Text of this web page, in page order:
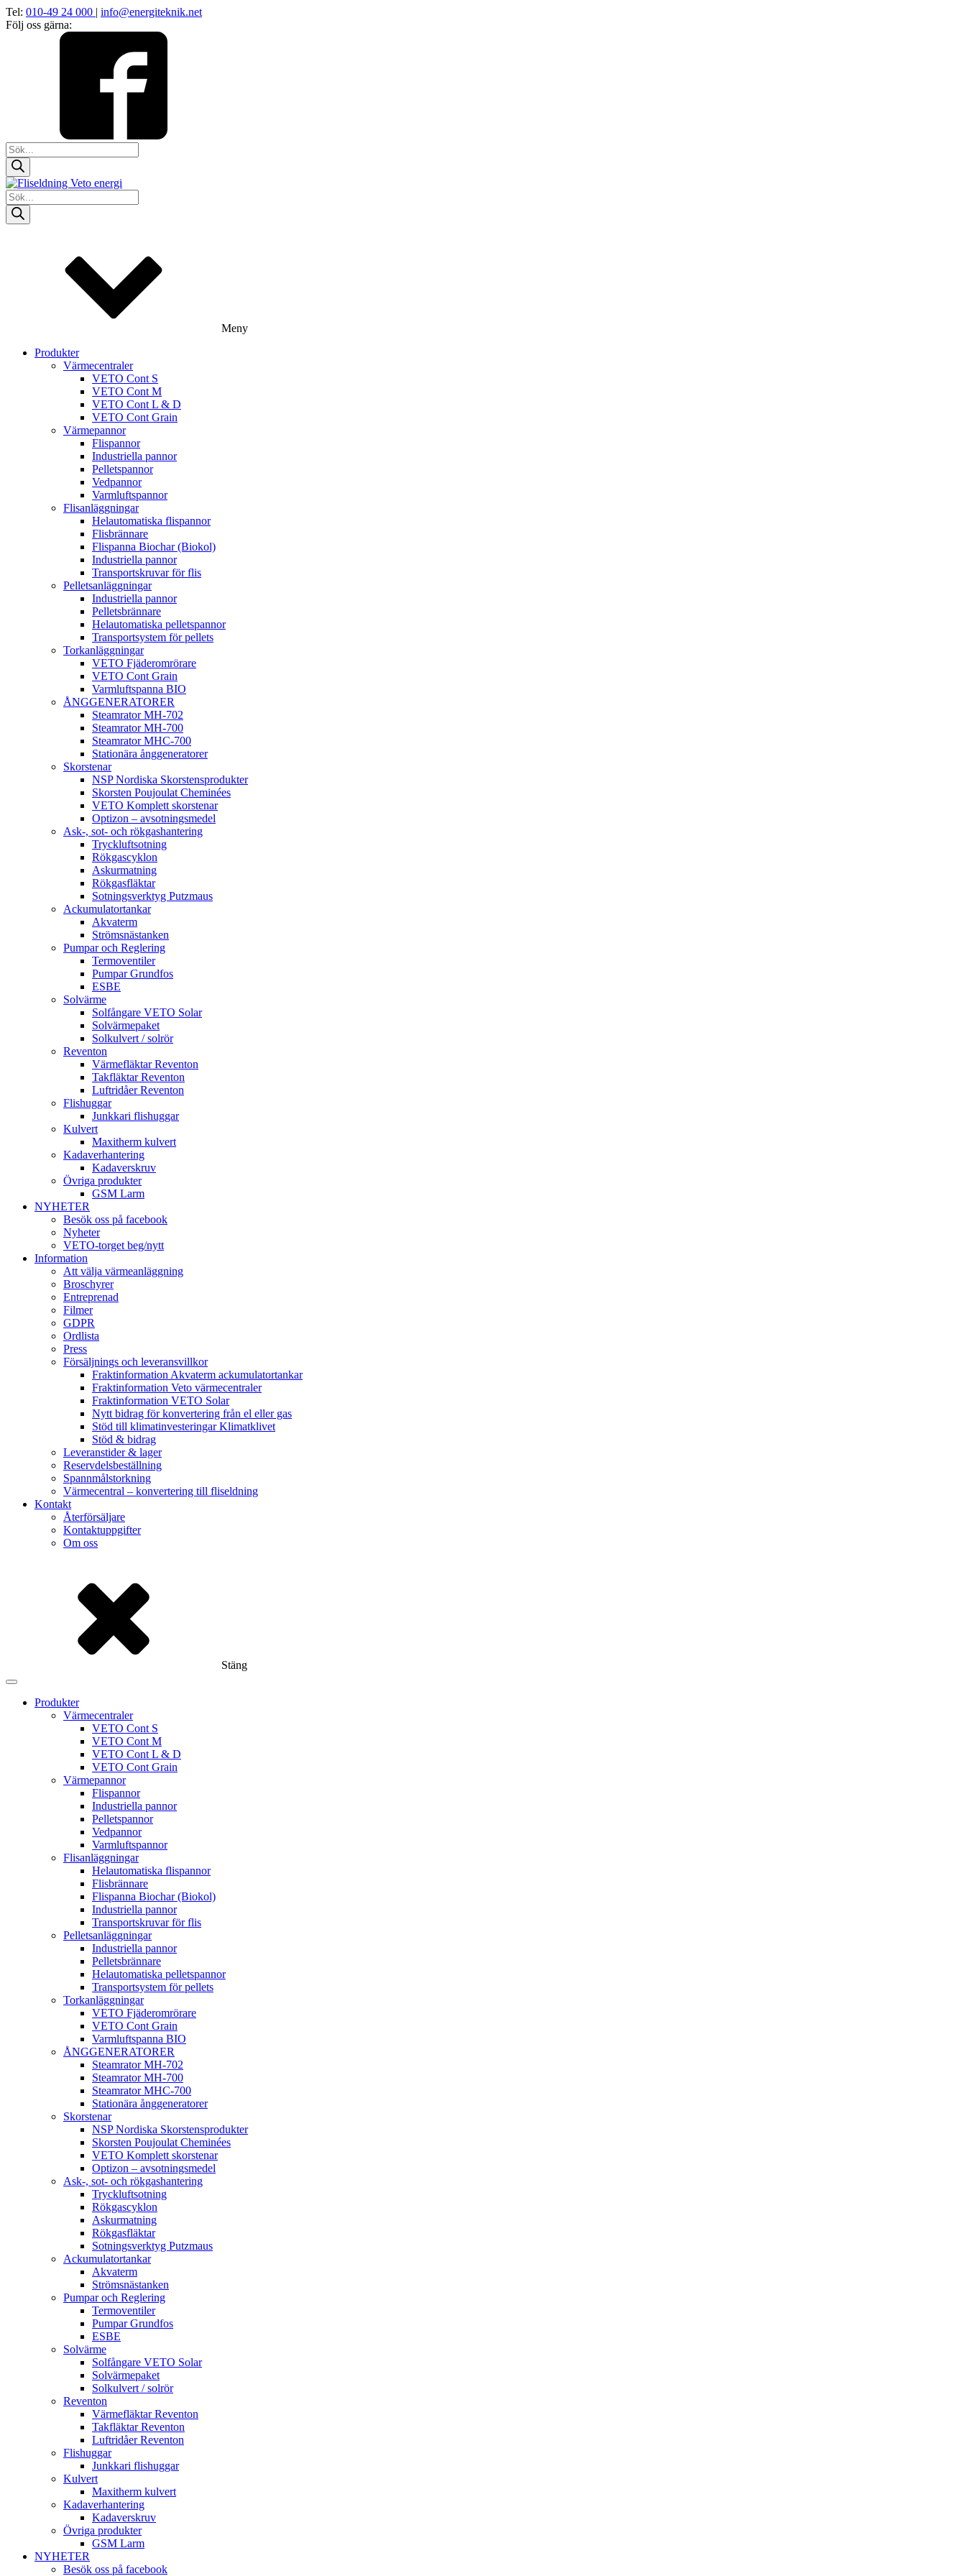
Tel: 010-49 24 000 | info@energiteknik.net
Följ oss gärna:
Products
search
Products
search
Meny
Produkter
Värmecentraler
VETO Cont S
VETO Cont M
VETO Cont L & D
VETO Cont Grain
Värmepannor
Flispannor
Industriella pannor
Pelletspannor
Vedpannor
Varmluftspannor
Flisanläggningar
Helautomatiska flispannor
Flisbrännare
Flispanna Biochar (Biokol)
Industriella pannor
Transportskruvar för flis
Pelletsanläggningar
Industriella pannor
Pelletsbrännare
Helautomatiska pelletspannor
Transportsystem för pellets
Torkanläggningar
VETO Fjäderomrörare
VETO Cont Grain
Varmluftspanna BIO
ÅNGGENERATORER
Steamrator MH-702
Steamrator MH-700
Steamrator MHC-700
Stationära ånggeneratorer
Skorstenar
NSP Nordiska Skorstensprodukter
Skorsten Poujoulat Cheminées
VETO Komplett skorstenar
Optizon – avsotningsmedel
Ask-, sot- och rökgashantering
Tryckluftsotning
Rökgascyklon
Askurmatning
Rökgasfläktar
Sotningsverktyg Putzmaus
Ackumulatortankar
Akvaterm
Strömsnästanken
Pumpar och Reglering
Termoventiler
Pumpar Grundfos
ESBE
Solvärme
Solfångare VETO Solar
Solvärmepaket
Solkulvert / solrör
Reventon
Värmefläktar Reventon
Takfläktar Reventon
Luftridåer Reventon
Flishuggar
Junkkari flishuggar
Kulvert
Maxitherm kulvert
Kadaverhantering
Kadaverskruv
Övriga produkter
GSM Larm
NYHETER
Besök oss på facebook
Nyheter
VETO-torget beg/nytt
Information
Att välja värmeanläggning
Broschyrer
Entreprenad
Filmer
GDPR
Ordlista
Press
Försäljnings och leveransvillkor
Fraktinformation Akvaterm ackumulatortankar
Fraktinformation Veto värmecentraler
Fraktinformation VETO Solar
Nytt bidrag för konvertering från el eller gas
Stöd till klimatinvesteringar Klimatklivet
Stöd & bidrag
Leveranstider & lager
Reservdelsbeställning
Spannmålstorkning
Värmecentral – konvertering till fliseldning
Kontakt
Återförsäljare
Kontaktuppgifter
Om oss
Stäng
Produkter
Värmecentraler
VETO Cont S
VETO Cont M
VETO Cont L & D
VETO Cont Grain
Värmepannor
Flispannor
Industriella pannor
Pelletspannor
Vedpannor
Varmluftspannor
Flisanläggningar
Helautomatiska flispannor
Flisbrännare
Flispanna Biochar (Biokol)
Industriella pannor
Transportskruvar för flis
Pelletsanläggningar
Industriella pannor
Pelletsbrännare
Helautomatiska pelletspannor
Transportsystem för pellets
Torkanläggningar
VETO Fjäderomrörare
VETO Cont Grain
Varmluftspanna BIO
ÅNGGENERATORER
Steamrator MH-702
Steamrator MH-700
Steamrator MHC-700
Stationära ånggeneratorer
Skorstenar
NSP Nordiska Skorstensprodukter
Skorsten Poujoulat Cheminées
VETO Komplett skorstenar
Optizon – avsotningsmedel
Ask-, sot- och rökgashantering
Tryckluftsotning
Rökgascyklon
Askurmatning
Rökgasfläktar
Sotningsverktyg Putzmaus
Ackumulatortankar
Akvaterm
Strömsnästanken
Pumpar och Reglering
Termoventiler
Pumpar Grundfos
ESBE
Solvärme
Solfångare VETO Solar
Solvärmepaket
Solkulvert / solrör
Reventon
Värmefläktar Reventon
Takfläktar Reventon
Luftridåer Reventon
Flishuggar
Junkkari flishuggar
Kulvert
Maxitherm kulvert
Kadaverhantering
Kadaverskruv
Övriga produkter
GSM Larm
NYHETER
Besök oss på facebook